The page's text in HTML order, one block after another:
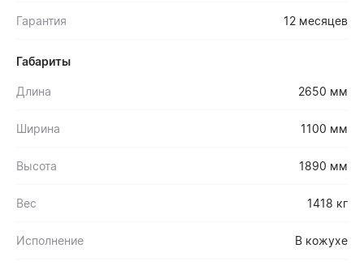
Гарантия 12 месяцев
Габариты
Длина 2650 мм
Ширина 1100 мм
Высота 1890 мм
Вес 1418 кг
Исполнение В кожухе